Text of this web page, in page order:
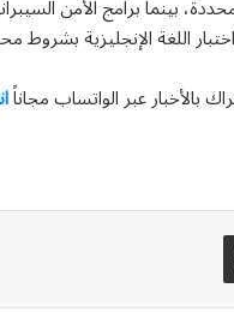
بينما برامج الأمن
اللغة الإنجليزية بشروط
بالأخبار عبر الواتساب مجاناً
مشاركة عبر البريد